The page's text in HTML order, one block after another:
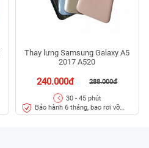
Thay lưng Samsung Galaxy A5
2017 A520
240.000đ 288.000đ
30 - 45 phút
Bảo hành 6 tháng, bao rơi vỡ
kính lưng